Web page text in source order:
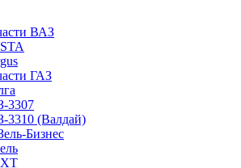
ВАЗ
ГАЗ
3307
3310 (Валдай)
Бизнес